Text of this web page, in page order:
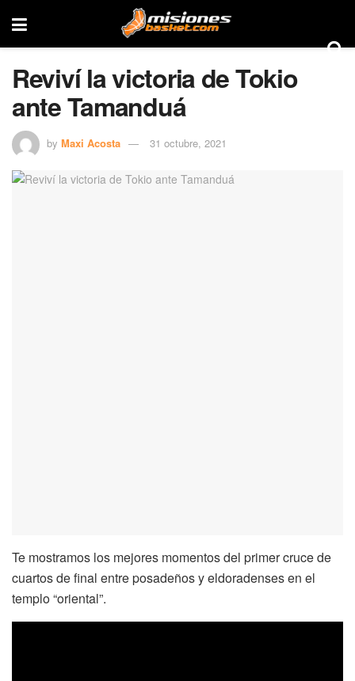
Reviví la victoria de Tokio
ante Tamanduá
by Maxi Acosta 31 octubre, 2021
Te mostramos los mejores momentos del primer cruce de
cuartos de final entre posadeños y eldoradenses en el
templo “oriental”.